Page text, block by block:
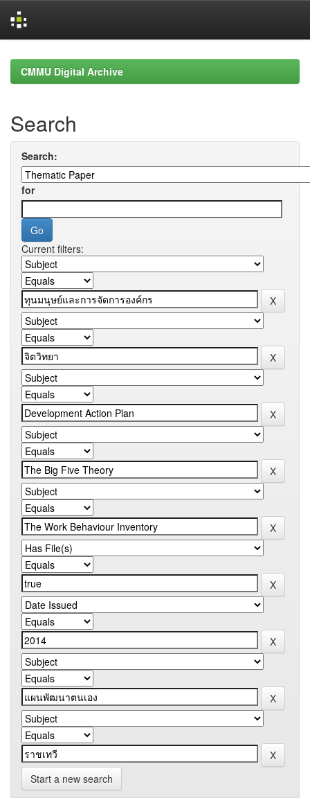
navigationCMMU Digital Archive
Search
Search:
for
Current filters:
Start a new search